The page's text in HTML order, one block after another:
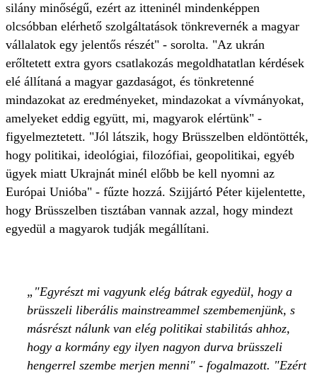
silány minőségű, ezért az itteninél mindenképpen
olcsóbban elérhető szolgáltatások tönkrevernék a magyar
vállalatok egy jelentős részét" - sorolta. "Az ukrán
erőltetett extra gyors csatlakozás megoldhatatlan kérdések
elé állítaná a magyar gazdaságot, és tönkretenné
mindazokat az eredményeket, mindazokat a vívmányokat,
amelyeket eddig együtt, mi, magyarok elértünk" -
figyelmeztetett. "Jól látszik, hogy Brüsszelben eldöntötték,
hogy politikai, ideológiai, filozófiai, geopolitikai, egyéb
ügyek miatt Ukrajnát minél előbb be kell nyomni az
Európai Unióba" - fűzte hozzá. Szijjártó Péter kijelentette,
hogy Brüsszelben tisztában vannak azzal, hogy mindezt
egyedül a magyarok tudják megállítani.
"Egyrészt mi vagyunk elég bátrak egyedül, hogy a
brüsszeli liberális mainstreammel szembemenjünk, s
másrészt nálunk van elég politikai stabilitás ahhoz,
hogy a kormány egy ilyen nagyon durva brüsszeli
hengerrel szembe merjen menni" - fogalmazott. "Ezért